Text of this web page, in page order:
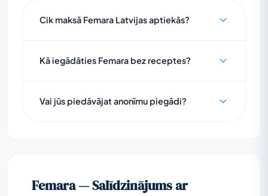
Cik maksā Femara Latvijas aptiekās?
Kā iegādāties Femara bez receptes?
Vai jūs piedāvājat anonīmu piegādi?
Femara — Salīdzinājums ar